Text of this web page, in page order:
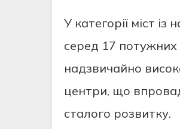
У категорії міст
серед 17 потужних
надзвичайно
центри, що
сталого розвитку.